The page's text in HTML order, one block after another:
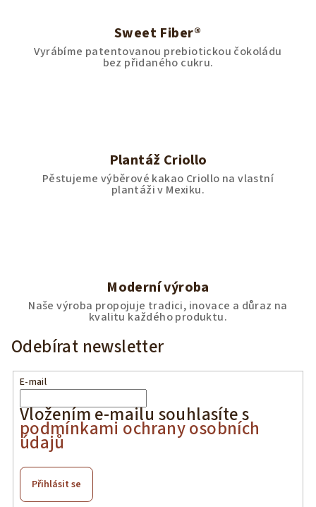
Sweet Fiber®
Vyrábíme patentovanou prebiotickou čokoládu
bez přidaného cukru.
Plantáž Criollo
Pěstujeme výběrové kakao Criollo na vlastní
plantáži v Mexiku.
Moderní výroba
Naše výroba propojuje tradici, inovace a důraz na
kvalitu každého produktu.
Odebírat newsletter
E-mail
Vložením e-mailu souhlasíte s
podmínkami ochrany osobních
údajů
Přihlásit se